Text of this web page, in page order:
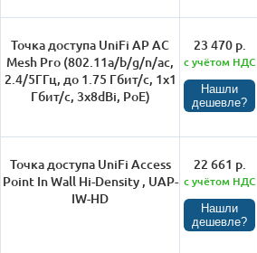
Точка доступа UniFi AP AC
Mesh Pro (802.11a/b/g/n/ac,
2.4/5ГГц, до 1.75 Гбит/с, 1x1
Гбит/с, 3x8dBi, PoE)
23 470 р.
с учётом НДС
Нашли
дешевле?
Точка доступа UniFi Access
Point In Wall Hi-Density , UAP-
IW-HD
22 661 р.
с учётом НДС
Нашли
дешевле?